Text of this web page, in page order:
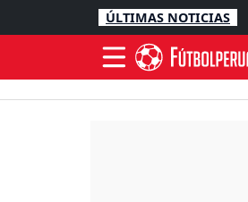
ÚLTIMAS NOTICIAS